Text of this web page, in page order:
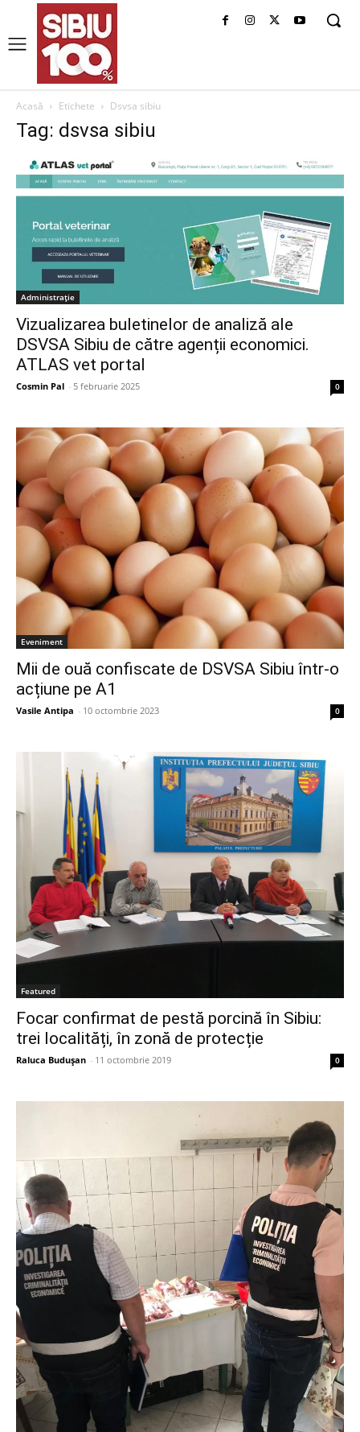
Acasă Etichete Dsvsa sibiu
Tag: dsvsa sibiu
Administrație
Vizualizarea buletinelor de analiză ale
DSVSA Sibiu de către agenții economici.
ATLAS vet portal
Cosmin Pal - 5 februarie 2025 0
Eveniment
Mii de ouă confiscate de DSVSA Sibiu într-o
acțiune pe A1
Vasile Antipa - 10 octombrie 2023 0
Featured
Focar confirmat de pestă porcină în Sibiu:
trei localități, în zonă de protecție
Raluca Buduşan - 11 octombrie 2019 0